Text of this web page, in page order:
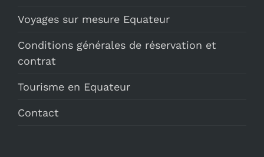
Voyages sur mesure Equateur
Conditions générales de réservation et
contrat
Tourisme en Equateur
Contact